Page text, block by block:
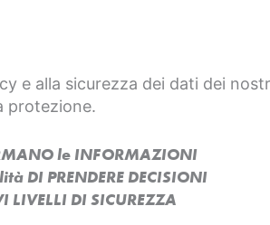
e alla sicurezza dei dati dei
protezione.
le INFORMAZIONI
DI PRENDERE DECISIONI
LIVELLI DI SICUREZZA